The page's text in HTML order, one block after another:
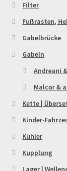
Pitbike Junior
Pitbike-Training
TOPstrecken
POLITICA DE
Rennserien-
Filter
Fußrasten,
Gabelbrücke
Gabeln
Andreani
Malcor &
Kette |
Kinder-
Kühler
Kupplung
Lager |